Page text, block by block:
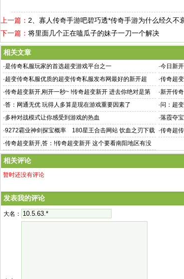
上一篇： 2、寡人传奇手游吧碧巧透*传奇手游为什么经久不
下一篇： 将里面几个正在嗑瓜子的妹子一刀一个解决
相关文章
·是传奇私服玩家的首选超变游戏平台之一 ·今日新
·超变传奇私服优质的超变传奇私服发布网最好的新开超 ·传奇超
·传奇超变新开,刚开一秒~ !传奇超变新开 进去你绝对是第
一个答：您查询的I
·新开传
网站s
·答：网通无优 玩得人多算是现在游戏重要因素了 ·问：超
·多种对战模式让你感受到游戏的热血 ·落霞夺
·9272霸业神剑探宝概率 180星王合击网站 饮血之刃下载
传奇霸业法师飞升介绍
·传奇超
·传奇超变新开,答：!传奇超变新开 这个要看南阳地区有没
有人自己
相关评论
暂时还没有评论
发表我的评论
大名：